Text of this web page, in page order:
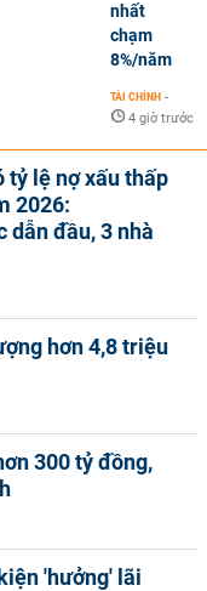
nhất
chạm
8%/năm
TÀI CHÍNH -
4 giờ trước
tỷ lệ nợ xấu thấp
2026:
đầu, 3 nhà
hơn 4,8 triệu
300 tỷ đồng,
'hưởng' lãi